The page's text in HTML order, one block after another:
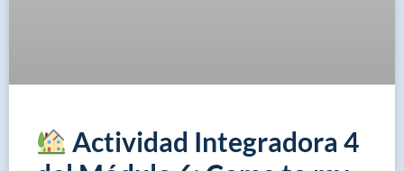
Actividad Integradora 4